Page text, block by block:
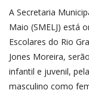
A Secretaria
Maio (SMELJ) está
Escolares do Rio
Jones Moreira,
infantil e juvenil,
masculino como